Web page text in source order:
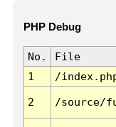
PHP Debug
No. File
1
/
2 /source/